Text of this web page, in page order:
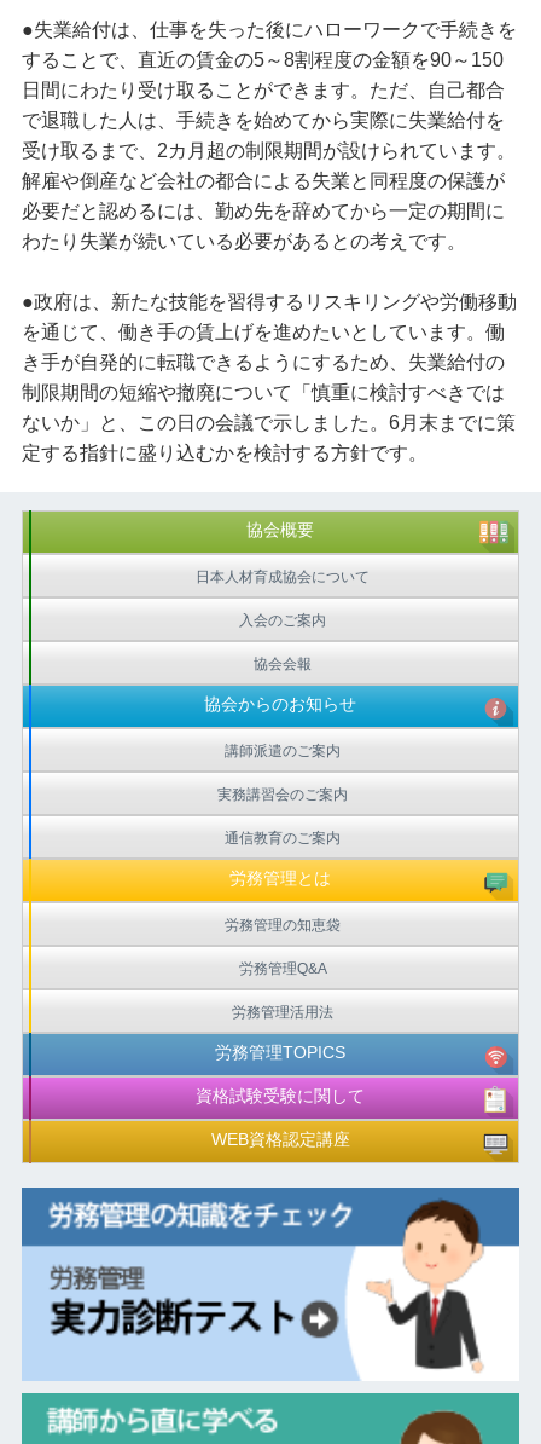
●失業給付は、仕事を失った後にハローワークで手続きを
することで、直近の賃金の5～8割程度の金額を90～150
日間にわたり受け取ることができます。ただ、自己都合
で退職した人は、手続きを始めてから実際に失業給付を
受け取るまで、2カ月超の制限期間が設けられています。
解雇や倒産など会社の都合による失業と同程度の保護が
必要だと認めるには、勤め先を辞めてから一定の期間に
わたり失業が続いている必要があるとの考えです。
●政府は、新たな技能を習得するリスキリングや労働移動
を通じて、働き手の賃上げを進めたいとしています。働
き手が自発的に転職できるようにするため、失業給付の
制限期間の短縮や撤廃について「慎重に検討すべきでは
ないか」と、この日の会議で示しました。6月末までに策
定する指針に盛り込むかを検討する方針です。
協会概要
日本人材育成協会について
入会のご案内
協会会報
協会からのお知らせ
講師派遣のご案内
実務講習会のご案内
通信教育のご案内
労務管理とは
労務管理の知恵袋
労務管理Q&A
労務管理活用法
労務管理TOPICS
資格試験受験に関して
WEB資格認定講座